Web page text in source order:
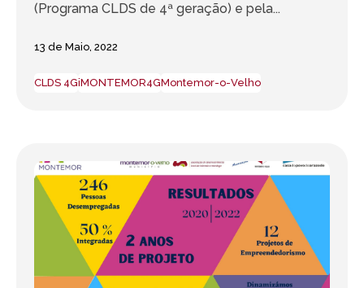
(Programa CLDS de 4ª geração) e pela...
13 de Maio, 2022
CLDS 4GiMONTEMOR4GMontemor-o-Velho